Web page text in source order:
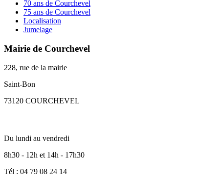
70 ans de Courchevel
75 ans de Courchevel
Localisation
Jumelage
Mairie de Courchevel
228, rue de la mairie
Saint-Bon
73120 COURCHEVEL
Du lundi au vendredi
8h30 - 12h et 14h - 17h30
Tél : 04 79 08 24 14